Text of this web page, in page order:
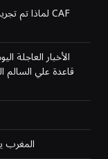
قاعدة علي السالم
المغرب